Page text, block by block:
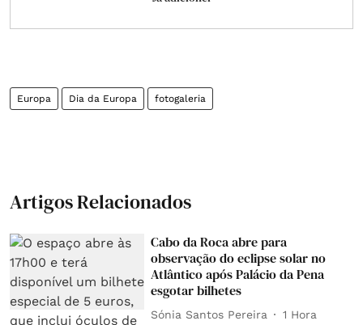
Europa Dia da Europa fotogaleria
Artigos Relacionados
Cabo da Roca abre para
observação do eclipse solar no
Atlântico após Palácio da Pena
esgotar bilhetes
Sónia Santos Pereira 1 Hora